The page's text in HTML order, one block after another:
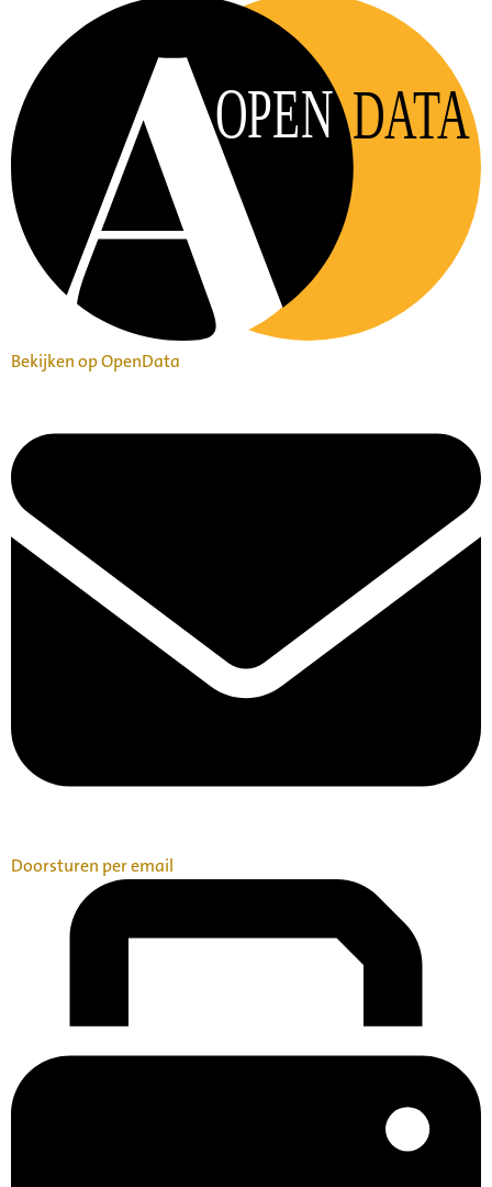
OPEN DATA
Bekijken op OpenData
Doorsturen per email